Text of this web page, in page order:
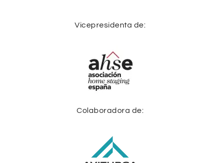
Vicepresidenta de:
Colaboradora de: